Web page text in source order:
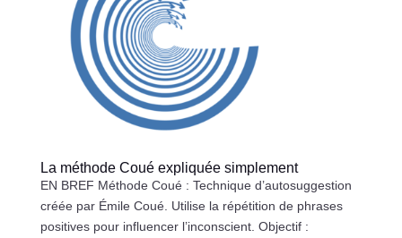
La méthode Coué expliquée simplement
EN BREF Méthode Coué : Technique d’autosuggestion
créée par Émile Coué. Utilise la répétition de phrases
positives pour influencer l’inconscient. Objectif :